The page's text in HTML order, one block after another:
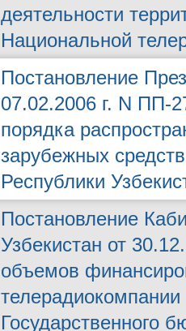
деятельности
Национальной
Постановление
07.02.2006 г. N ПП-
порядка
зарубежных
Республики
Постановление
Узбекистан от
объемов
телерадиокомпании
Государственного